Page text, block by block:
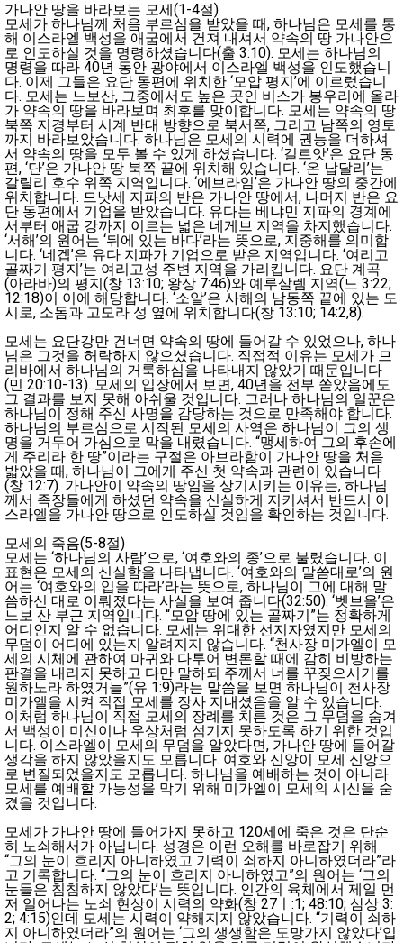
가나안 땅을 바라보는 모세(1-4절)
모세가 하나님께 처음 부르심을 받았을 때, 하나님은 모세를 통
해 이스라엘 백성을 애굽에서 건져 내셔서 약속의 땅 가나안으
로 인도하실 것을 명령하셨습니다(출 3:10). 모세는 하나님의
명령을 따라 40년 동안 광야에서 이스라엘 백성을 인도했습니
다. 이제 그들은 요단 동편에 위치한 ‘모압 평지’에 이르렀습니
다. 모세는 느보산, 그중에서도 높은 곳인 비스가 봉우리에 올라
가 약속의 땅을 바라보며 최후를 맞이합니다. 모세는 약속의 땅
북쪽 지경부터 시계 반대 방향으로 북서쪽, 그리고 남쪽의 영토
까지 바라보았습니다. 하나님은 모세의 시력에 권능을 더하셔
서 약속의 땅을 모두 볼 수 있게 하셨습니다. ‘길르앗’은 요단 동
편, ‘단’은 가나안 땅 북쪽 끝에 위치해 있습니다. ‘온 납달리’는
갈릴리 호수 위쪽 지역입니다. ‘에브라임’은 가나안 땅의 중간에
위치합니다. 므낫세 지파의 반은 가나안 땅에서, 나머지 반은 요
단 동편에서 기업을 받았습니다. 유다는 베냐민 지파의 경계에
서부터 애굽 강까지 이르는 넓은 네게브 지역을 차지했습니다.
‘서해’의 원어는 ‘뒤에 있는 바다’라는 뜻으로, 지중해를 의미합
니다. ‘네겝’은 유다 지파가 기업으로 받은 지역입니다. ‘여리고
골짜기 평지’는 여리고성 주변 지역을 가리킵니다. 요단 계곡
(아라바)의 평지(창 13:10; 왕상 7:46)와 예루살렘 지역(느 3:22;
12:18)이 이에 해당합니다. ‘소알’은 사해의 남동쪽 끝에 있는 도
시로, 소돔과 고모라 성 옆에 위치합니다(창 13:10; 14:2,8).
모세는 요단강만 건너면 약속의 땅에 들어갈 수 있었으나, 하나
님은 그것을 허락하지 않으셨습니다. 직접적 이유는 모세가 므
리바에서 하나님의 거룩하심을 나타내지 않았기 때문입니다
(민 20:10-13). 모세의 입장에서 보면, 40년을 전부 쏟았음에도
그 결과를 보지 못해 아쉬울 것입니다. 그러나 하나님의 일꾼은
하나님이 정해 주신 사명을 감당하는 것으로 만족해야 합니다.
하나님의 부르심으로 시작된 모세의 사역은 하나님이 그의 생
명을 거두어 가심으로 막을 내렸습니다. “맹세하여 그의 후손에
게 주리라 한 땅”이라는 구절은 아브라함이 가나안 땅을 처음
밟았을 때, 하나님이 그에게 주신 첫 약속과 관련이 있습니다
(창 12:7). 가나안이 약속의 땅임을 상기시키는 이유는, 하나님
께서 족장들에게 하셨던 약속을 신실하게 지키셔서 반드시 이
스라엘을 가나안 땅으로 인도하실 것임을 확인하는 것입니다.
모세의 죽음(5-8절)
모세는 ‘하나님의 사람’으로, ‘여호와의 종’으로 불렸습니다. 이
표현은 모세의 신실함을 나타냅니다. ‘여호와의 말씀대로’의 원
어는 ‘여호와의 입을 따라’라는 뜻으로, 하나님이 그에 대해 말
씀하신 대로 이뤄졌다는 사실을 보여 줍니다(32:50). ‘벳브올’은
느보 산 부근 지역입니다. “모압 땅에 있는 골짜기”는 정확하게
어디인지 알 수 없습니다. 모세는 위대한 선지자였지만 모세의
무덤이 어디에 있는지 알려지지 않습니다. “천사장 미가엘이 모
세의 시체에 관하여 마귀와 다투어 변론할 때에 감히 비방하는
판결을 내리지 못하고 다만 말하되 주께서 너를 꾸짖으시기를
원하노라 하였거늘”(유 1:9)라는 말씀을 보면 하나님이 천사장
미가엘을 시켜 직접 모세를 장사 지내셨음을 알 수 있습니다.
이처럼 하나님이 직접 모세의 장례를 치른 것은 그 무덤을 숨겨
서 백성이 미신이나 우상처럼 섬기지 못하도록 하기 위한 것입
니다. 이스라엘이 모세의 무덤을 알았다면, 가나안 땅에 들어갈
생각을 하지 않았을지도 모릅니다. 여호와 신앙이 모세 신앙으
로 변질되었을지도 모릅니다. 하나님을 예배하는 것이 아니라
모세를 예배할 가능성을 막기 위해 미가엘이 모세의 시신을 숨
겼을 것입니다.
모세가 가나안 땅에 들어가지 못하고 120세에 죽은 것은 단순
히 노쇠해서가 아닙니다. 성경은 이런 오해를 바로잡기 위해
“그의 눈이 흐리지 아니하였고 기력이 쇠하지 아니하였더라”라
고 기록합니다. “그의 눈이 흐리지 아니하였고”의 원어는 ‘그의
눈들은 침침하지 않았다’는 뜻입니다. 인간의 육체에서 제일 먼
저 일어나는 노쇠 현상이 시력의 약화(창 27ㅣ:1; 48:10; 삼상 3:
2; 4:15)인데 모세는 시력이 약해지지 않았습니다. “기력이 쇠하
지 아니하였더라”의 원어는 ‘그의 생생함은 도망가지 않았다’입